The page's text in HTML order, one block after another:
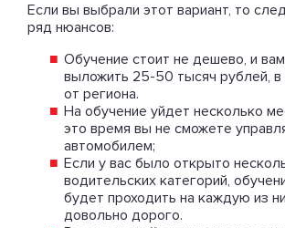
Если вы выбрали этот вариант, то
ряд нюансов:
Обучение стоит не дешево, и
выложить 25-50 тысяч рублей, в
от региона.
На обучение уйдет несколько
это время вы не сможете
автомобилем;
Если у вас было открыто
водительских категорий,
будет проходить на каждую из
довольно дорого.